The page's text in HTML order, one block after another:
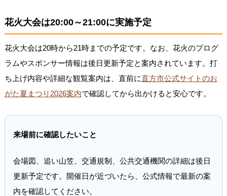
花火大会は20:00～21:00に実施予定
花火大会は20時から21時までの予定です。なお、花火のプログ
ラムやスポンサー情報は後日更新予定と案内されています。打
ち上げ内容や詳細な観覧案内は、直前に直方市公式サイトのお
がた夏まつり2026案内で確認してから出かけると安心です。
来場前に確認したいこと
会場図、追い山笠、交通規制、公共交通機関の詳細は後日
更新予定です。開催日が近づいたら、公式情報で最新の案
内を確認してください。